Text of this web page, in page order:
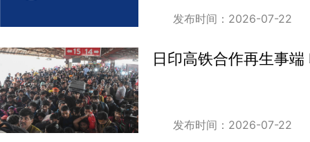
发布时间：2026-07-22
日印高铁合作再生事端
发布时间：2026-07-22